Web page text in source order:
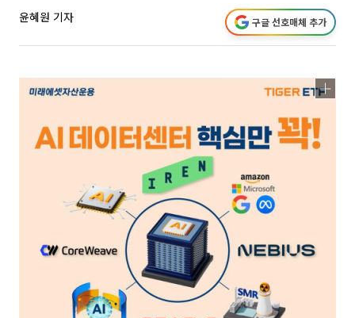
윤혜원 기자 구글 선호매체 추가